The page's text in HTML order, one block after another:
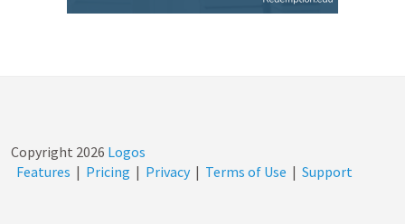
Copyright 2026 Logos
Features | Pricing | Privacy | Terms of Use | Support